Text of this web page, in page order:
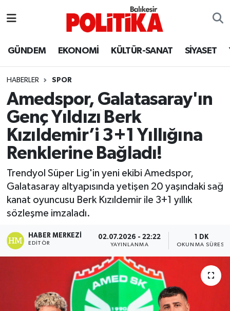
GÜNDEM EKONOMİ KÜLTÜR-SANAT SİYASET
HABERLER SPOR
Amedspor, Galatasaray'ın
Genç Yıldızı Berk
Kızıldemir’i 3+1 Yıllığına
Renklerine Bağladı!
Trendyol Süper Lig'in yeni ekibi Amedspor,
Galatasaray altyapısında yetişen 20 yaşındaki sağ
kanat oyuncusu Berk Kızıldemir ile 3+1 yıllık
sözleşme imzaladı.
HABER MERKEZI
EDITÖR
02.07.2026 - 22:22
YAYINLANMA
1 DK
OKUNMA SÜRESI
Ayvalık
Balya
Bandırma
Bigadiç
BİYOGRAFİLER
Burhaniye
Dursunbey
Edremit
Balıkesir Hava Durumu
Balıkesir Namaz Vakitleri
Balıkesir Trafik Yoğunluk Haritası
Süper Lig Puan Durumu ve Fikstür
Tüm Manşetler
Son Dakika Haberleri